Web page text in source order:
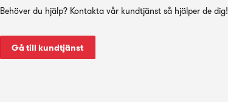
Behöver du hjälp? Kontakta vår kundtjänst så hjälper de dig!
Gå till kundtjänst